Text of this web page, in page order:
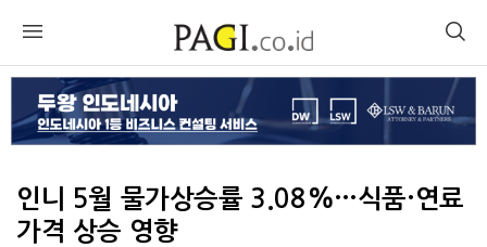
인니 5월 물가상승률 3.08%…식품·연료
가격 상승 영향